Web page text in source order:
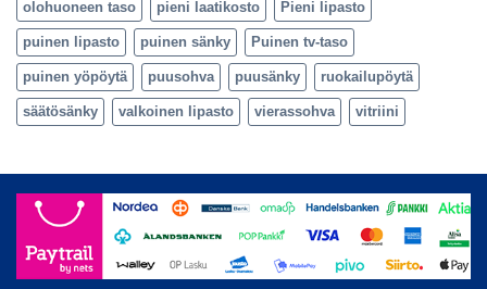
olohuoneen taso pieni laatikosto Pieni lipasto
puinen lipasto puinen sänky Puinen tv-taso
puinen yöpöytä puusohva puusänky ruokailupöytä
säätösänky valkoinen lipasto vierassohva vitriini